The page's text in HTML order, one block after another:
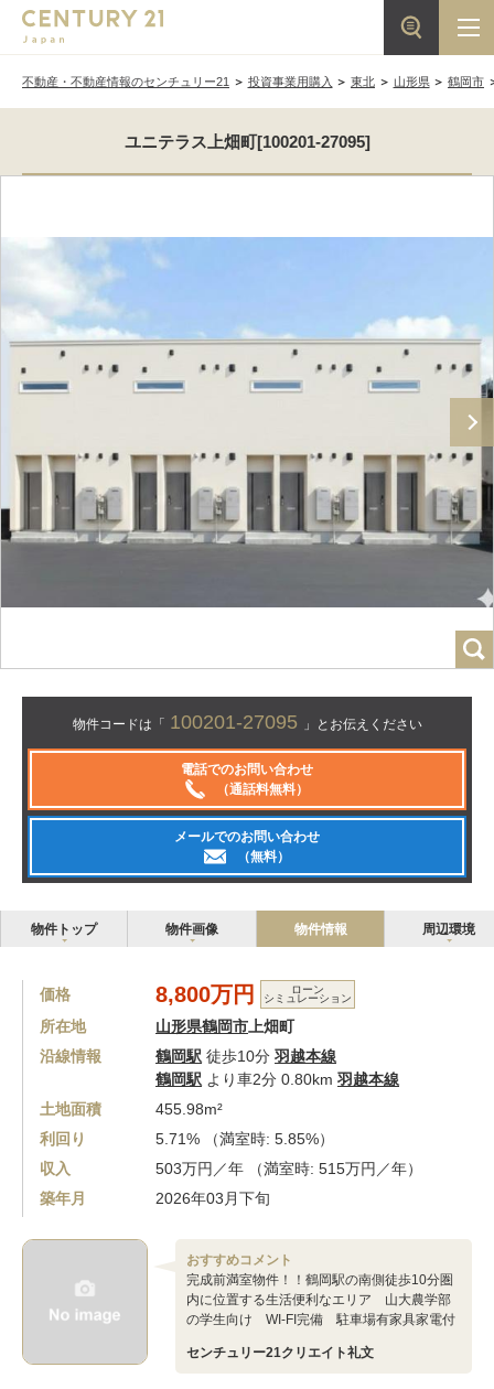
不動産・不動産情報のセンチュリー21 投資事業用購入 東北 山形県 鶴岡市
ユニテラス上畑町[100201-27095]
物件コードは「 100201-27095 」とお伝えください
電話でのお問い合わせ
（通話料無料）
メールでのお問い合わせ
（無料）
物件トップ 物件画像 物件情報 周辺環境
価格 8,800万円 ローン
シミュレーション
所在地 山形県鶴岡市 上畑町
沿線情報
鶴岡駅 徒歩10分 羽越本線
鶴岡駅 より車2分 0.80km 羽越本線
土地面積
455.98m²
利回り
5.71% （満室時: 5.85%）
収入
503万円／年 （満室時: 515万円／年）
築年月
2026年03月下旬
おすすめコメント
完成前満室物件！！鶴岡駅の南側徒歩10分圏
内に位置する生活便利なエリア 山大農学部
の学生向け WI-FI完備 駐車場有家具家電付
センチュリー21クリエイト礼文